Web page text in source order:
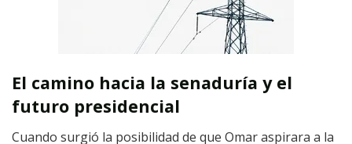
El camino hacia la senaduría y el
futuro presidencial
Cuando surgió la posibilidad de que Omar aspirara a la